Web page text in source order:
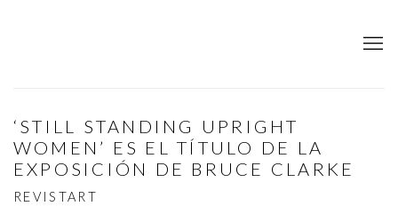
‘STILL STANDING UPRIGHT
WOMEN’ ES EL TÍTULO DE LA
EXPOSICIÓN DE BRUCE CLARKE
REVISTART